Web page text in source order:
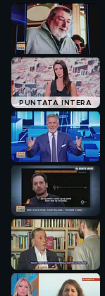
PUNTATA INTERA